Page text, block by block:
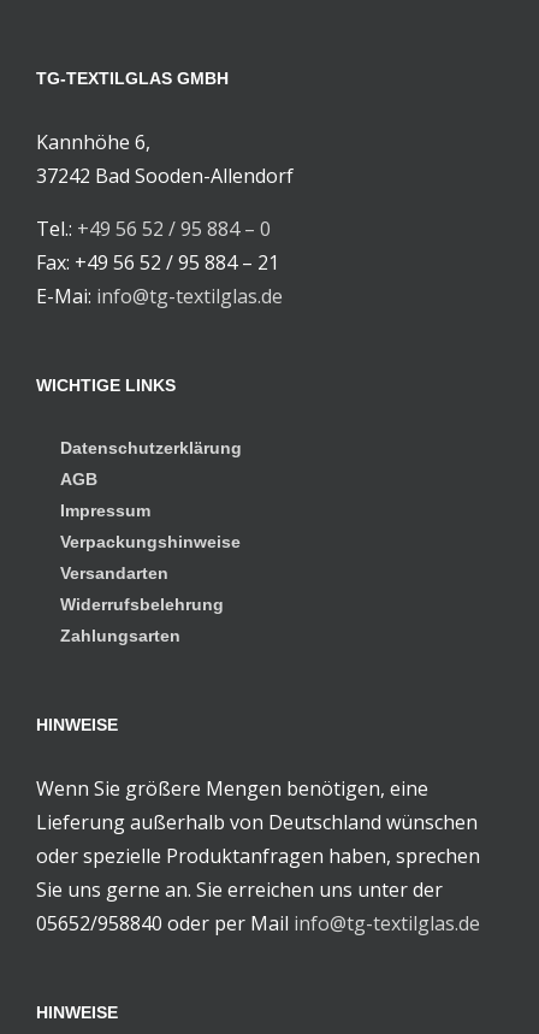
TG-TEXTILGLAS GMBH
Kannhöhe 6,
37242 Bad Sooden-Allendorf
Tel.: +49 56 52 / 95 884 – 0
Fax: +49 56 52 / 95 884 – 21
E-Mai: info@tg-textilglas.de
WICHTIGE LINKS
Datenschutzerklärung
AGB
Impressum
Verpackungshinweise
Versandarten
Widerrufsbelehrung
Zahlungsarten
HINWEISE
Wenn Sie größere Mengen benötigen, eine
Lieferung außerhalb von Deutschland wünschen
oder spezielle Produktanfragen haben, sprechen
Sie uns gerne an. Sie erreichen uns unter der
05652/958840 oder per Mail info@tg-textilglas.de
HINWEISE